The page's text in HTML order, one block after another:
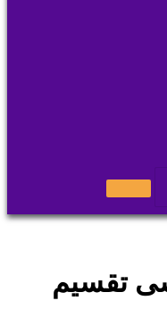
جستجو
برای
تقسیم